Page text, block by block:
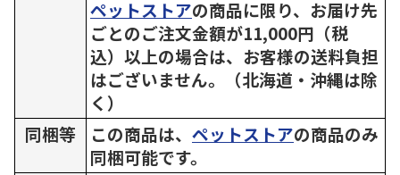
ペットストアの商品に限り、お届け先
ごとのご注文金額が11,000円（税
込）以上の場合は、お客様の送料負担
はございません。（北海道・沖縄は除
く）
同梱等
この商品は、 ペットストアの商品のみ
同梱可能です。